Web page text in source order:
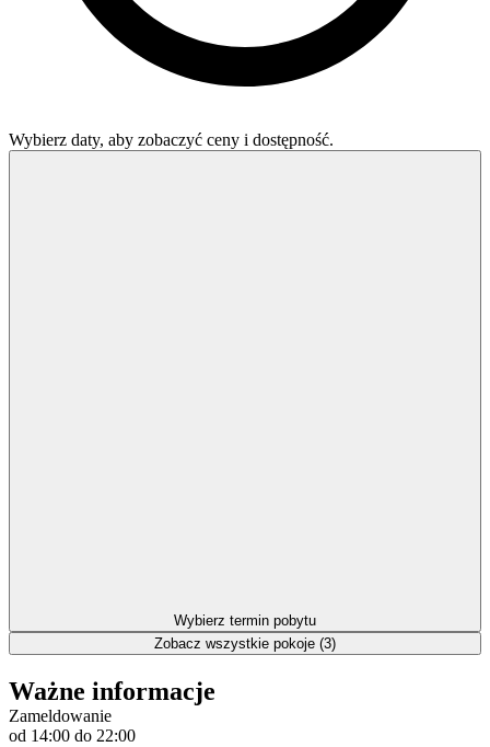
Wybierz daty, aby zobaczyć ceny i dostępność.
Wybierz termin pobytu
Zobacz wszystkie pokoje (3)
Ważne informacje
Zameldowanie
od 14:00 do 22:00